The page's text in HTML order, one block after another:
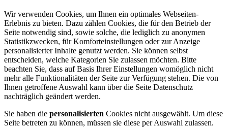
Wir verwenden Cookies, um Ihnen ein optimales Webseiten-
Erlebnis zu bieten. Dazu zählen Cookies, die für den Betrieb der
Seite notwendig sind, sowie solche, die lediglich zu anonymen
Statistikzwecken, für Komforteinstellungen oder zur Anzeige
personalisierter Inhalte genutzt werden. Sie können selbst
entscheiden, welche Kategorien Sie zulassen möchten. Bitte
beachten Sie, dass auf Basis Ihrer Einstellungen womöglich nicht
mehr alle Funktionalitäten der Seite zur Verfügung stehen. Die von
Ihnen getroffene Auswahl kann über die Seite Datenschutz
nachträglich geändert werden.
Sie haben die personalisierten Cookies nicht ausgewählt. Um diese
Seite betreten zu können, müssen sie diese per Auswahl zulassen.